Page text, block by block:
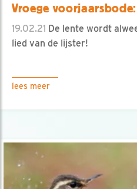
Vroege
19.02.21 De lente wordt
lied van de lijster!
lees meer